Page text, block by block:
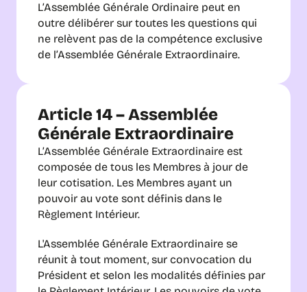
L’Assemblée Générale Ordinaire peut en
outre délibérer sur toutes les questions qui
ne relèvent pas de la compétence exclusive
de l’Assemblée Générale Extraordinaire.
Article 14 – Assemblée
Générale Extraordinaire
L’Assemblée Générale Extraordinaire est
composée de tous les Membres à jour de
leur cotisation. Les Membres ayant un
pouvoir au vote sont définis dans le
Règlement Intérieur.
L'Assemblée Générale Extraordinaire se
réunit à tout moment, sur convocation du
Président et selon les modalités définies par